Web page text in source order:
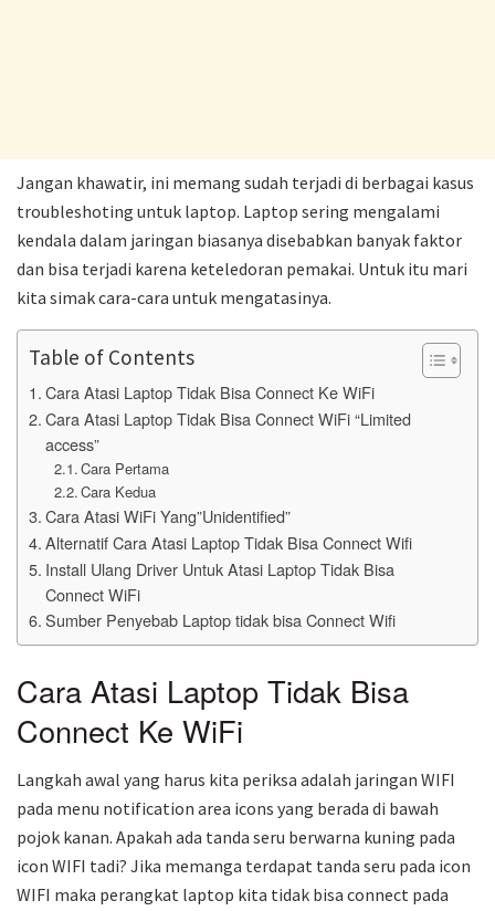
Jangan khawatir, ini memang sudah terjadi di berbagai kasus
troubleshoting untuk laptop. Laptop sering mengalami
kendala dalam jaringan biasanya disebabkan banyak faktor
dan bisa terjadi karena keteledoran pemakai. Untuk itu mari
kita simak cara-cara untuk mengatasinya.
Table of Contents
Cara Atasi Laptop Tidak Bisa Connect Ke WiFi
Cara Atasi Laptop Tidak Bisa Connect WiFi “Limited
access”
Cara Pertama
Cara Kedua
Cara Atasi WiFi Yang”Unidentified”
Alternatif Cara Atasi Laptop Tidak Bisa Connect Wifi
Install Ulang Driver Untuk Atasi Laptop Tidak Bisa
Connect WiFi
Sumber Penyebab Laptop tidak bisa Connect Wifi
Cara Atasi Laptop Tidak Bisa
Connect Ke WiFi
Langkah awal yang harus kita periksa adalah jaringan WIFI
pada menu notification area icons yang berada di bawah
pojok kanan. Apakah ada tanda seru berwarna kuning pada
icon WIFI tadi? Jika memanga terdapat tanda seru pada icon
WIFI maka perangkat laptop kita tidak bisa connect pada